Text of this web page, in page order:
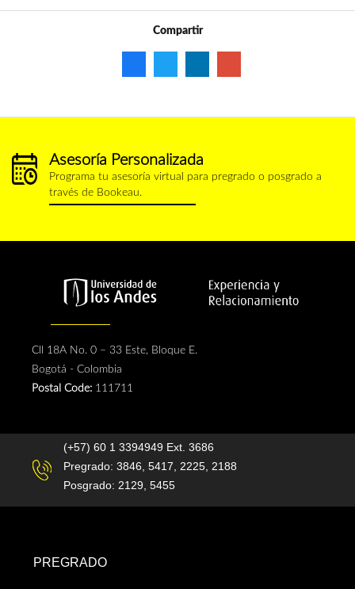
Compartir
calendario.png
Asesoría Personalizada
Programa tu asesoría virtual para pregrado o posgrado a
través de Bookeau.
Cll 18A No. 0 – 33 Este, Bloque E.
Bogotá - Colombia
Postal Code: 111711
(+57) 60 1 3394949 Ext. 3686
Pregrado: 3846, 5417, 2225, 2188
Posgrado: 2129, 5455
PREGRADO